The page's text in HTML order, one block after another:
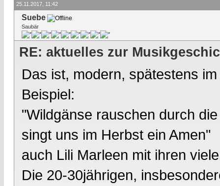
25.11.2017, 11:42
Suebe
Saubär
RE: aktuelles zur
Das ist, modern, spätestens
Beispiel:
"Wildgänse rauschen durch
singt uns im Herbst ein Amen"
auch Lili Marleen mit ihren
Die 20-30jährigen,